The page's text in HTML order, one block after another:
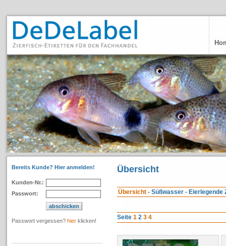
Bereits Kunde? Hier anmelden!
Kunden-Nr.:
Passwort:
Passwort vergessen? hier klicken!
Übersicht
Übersicht - Süßwasser - Eierlegende
Seite 1 2 3 4